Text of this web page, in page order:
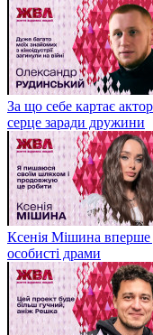
За що себе картає
серце заради дружини
Ксенія Мішина
особисті драми